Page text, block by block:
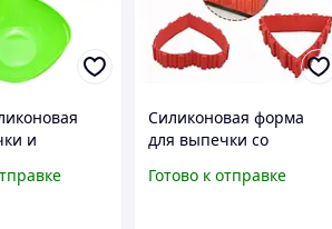
и
Силиконовая форма
для выпечки со
форма разборная
Готово к отправке